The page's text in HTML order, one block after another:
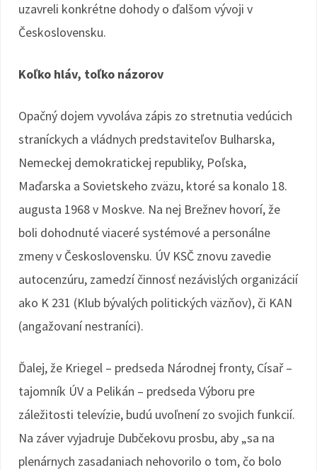
uzavreli konkrétne dohody o ďalšom vývoji v
Československu.
Koľko hláv, toľko názorov
Opačný dojem vyvoláva zápis zo stretnutia vedúcich
straníckych a vládnych predstaviteľov Bulharska,
Nemeckej demokratickej republiky, Poľska,
Maďarska a Sovietskeho zväzu, ktoré sa konalo 18.
augusta 1968 v Moskve. Na nej Brežnev hovorí, že
boli dohodnuté viaceré systémové a personálne
zmeny v Československu. ÚV KSČ znovu zavedie
autocenzúru, zamedzí činnosť nezávislých organizácií
ako K 231 (Klub bývalých politických väzňov), či KAN
(angažovaní nestraníci).
Ďalej, že Kriegel – predseda Národnej fronty, Císař –
tajomník ÚV a Pelikán – predseda Výboru pre
záležitosti televízie, budú uvoľnení zo svojich funkcií.
Na záver vyjadruje Dubčekovu prosbu, aby „sa na
plenárnych zasadaniach nehovorilo o tom, čo bolo